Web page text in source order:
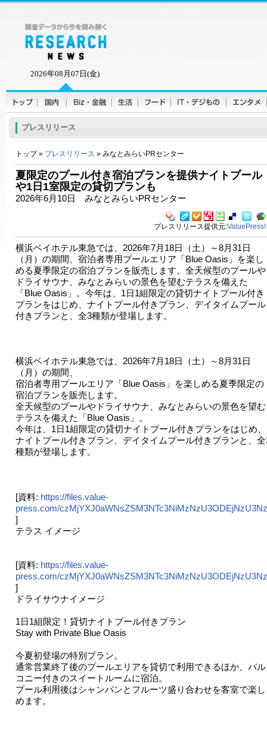
2026年08月07日(金)
プレスリリース
トップ » プレスリリース » みなとみらいPRセンター
夏限定のプール付き宿泊プランを提供ナイトプール
や1日1室限定の貸切プランも
2026年6月10日 みなとみらいPRセンター
プレスリリース提供元:ValuePress!
横浜ベイホテル東急では、2026年7月18日（土）～8月31日
（月）の期間、宿泊者専用プールエリア「Blue Oasis」を楽し
める夏季限定の宿泊プランを販売します。全天候型のプールや
ドライサウナ、みなとみらいの景色を望むテラスを備えた
「Blue Oasis」。今年は、1日1組限定の貸切ナイトプール付き
プランをはじめ、ナイトプール付きプラン、デイタイムプール
付きプランと、全3種類が登場します。
横浜ベイホテル東急では、2026年7月18日（土）～8月31日
（月）の期間、
宿泊者専用プールエリア「Blue Oasis」を楽しめる夏季限定の
宿泊プランを販売します。
全天候型のプールやドライサウナ、みなとみらいの景色を望む
テラスを備えた「Blue Oasis」。
今年は、1日1組限定の貸切ナイトプール付きプランをはじめ、
ナイトプール付きプラン、デイタイムプール付きプランと、全
種類が登場します。
[資料: https://files.value-
press.com/
]
テラス イメージ
[資料: https://files.value-
press.com/
]
ドライサウナイメージ
1日1組限定！貸切ナイトプール付きプラン
Stay with Private Blue Oasis
今夏初登場の特別プラン。
通常営業終了後のプールエリアを貸切で利用できるほか、バル
コニー付きのスイートルームに宿泊。
プール利用後はシャンパンとフルーツ盛り合わせを客室で楽し
めます。